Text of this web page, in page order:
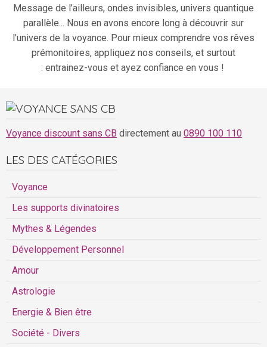
Message de l’ailleurs, ondes invisibles, univers quantique
parallèle... Nous en avons encore long à découvrir sur
l’univers de la voyance. Pour mieux comprendre vos rêves
prémonitoires, appliquez nos conseils, et surtout
: entrainez-vous et ayez confiance en vous !
Voyance discount sans CB directement au 0890 100 110
LES DES CATÉGORIES
Voyance
Les supports divinatoires
Mythes & Légendes
Développement Personnel
Amour
Astrologie
Energie & Bien être
Société - Divers